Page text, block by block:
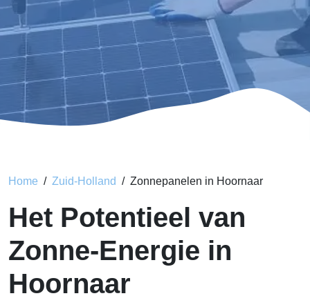
Home Zuid-Holland Zonnepanelen in Hoornaar
Het Potentieel van
Zonne-Energie in
Hoornaar